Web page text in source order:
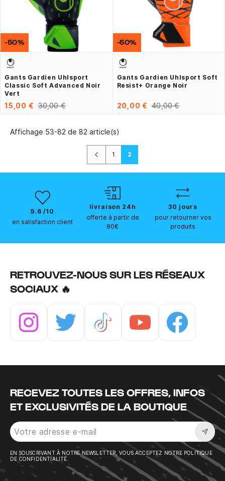
Gants Gardien Uhlsport
Classic Soft Advanced Noir
Vert
15,00 € 30,00 €
-50%
Gants Gardien Uhlsport Soft
Resist+ Orange Noir
20,00 € 40,00 €
-50%
Affichage 53-82 de 82 article(s)
Précédent
1 2
9.6 /10
en satisfaction client
livraison 24h
offerte à partir de
80€
30 jours
pour retourner vos
produits
RETROUVEZ-NOUS SUR LES RÉSEAUX
SOCIAUX 🔥
RECEVEZ TOUTES LES OFFRES, INFOS
ET EXCLUSIVITÉS DE LA BOUTIQUE
EN SOUSCRIVANT À NOTRE NEWSLETTER, VOUS ACCEPTEZ NOTRE POLITIQUE
DE CONFIDENTIALITÉ.